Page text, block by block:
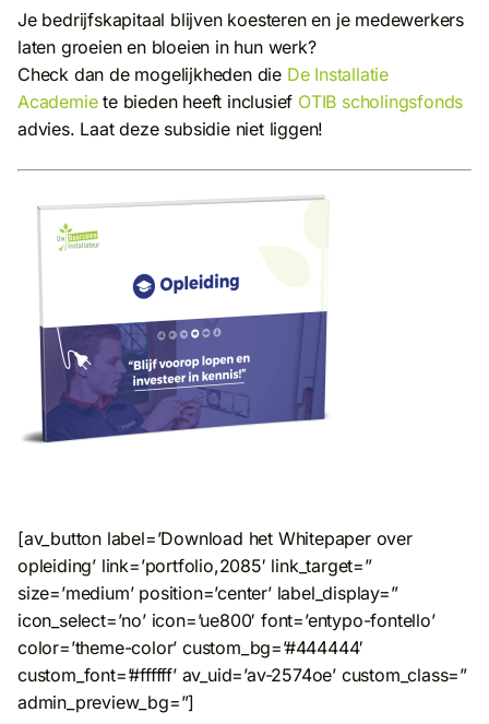
Je bedrijfskapitaal blijven koesteren en je medewerkers
laten groeien en bloeien in hun werk?
Check dan de mogelijkheden die De Installatie
Academiete bieden heeft inclusief OTIB scholingsfonds
advies. Laat deze subsidie niet liggen!
[av_button label=’Download het Whitepaper over
opleiding’ link=’portfolio,2085′ link_target=”
size=’medium’ position=’center’ label_display=”
icon_select=’no’ icon=’ue800′ font=’entypo-fontello’
color=’theme-color’ custom_bg=’#444444′
custom_font=’#ffffff’ av_uid=’av-2574oe’ custom_class=”
admin_preview_bg=”]